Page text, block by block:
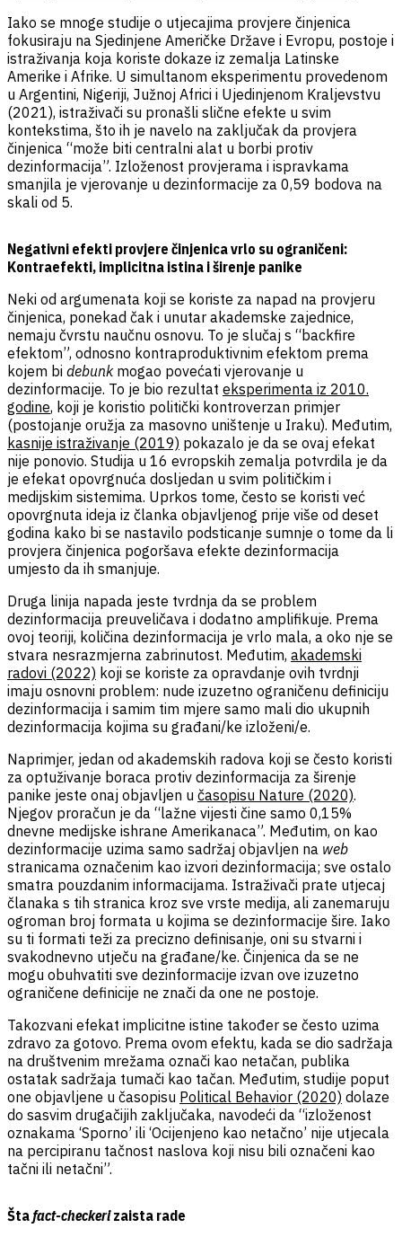
Iako se mnoge studije o utjecajima provjere činjenica
fokusiraju na Sjedinjene Američke Države i Evropu, postoje i
istraživanja koja koriste dokaze iz zemalja Latinske
Amerike i Afrike. U simultanom eksperimentu provedenom
u Argentini, Nigeriji, Južnoj Africi i Ujedinjenom Kraljevstvu
(2021), istraživači su pronašli slične efekte u svim
kontekstima, što ih je navelo na zaključak da provjera
činjenica “može biti centralni alat u borbi protiv
dezinformacija”. Izloženost provjerama i ispravkama
smanjila je vjerovanje u dezinformacije za 0,59 bodova na
skali od 5.
Negativni efekti provjere činjenica vrlo su ograničeni:
Kontraefekti, implicitna istina i širenje panike
Neki od argumenata koji se koriste za napad na provjeru
činjenica, ponekad čak i unutar akademske zajednice,
nemaju čvrstu naučnu osnovu. To je slučaj s “backfire
efektom”, odnosno kontraproduktivnim efektom prema
kojem bi debunk mogao povećati vjerovanje u
dezinformacije. To je bio rezultat eksperimenta iz 2010.
godine, koji je koristio politički kontroverzan primjer
(postojanje oružja za masovno uništenje u Iraku). Međutim,
kasnije istraživanje (2019) pokazalo je da se ovaj efekat
nije ponovio. Studija u 16 evropskih zemalja potvrdila je da
je efekat opovrgnuća dosljedan u svim političkim i
medijskim sistemima. Uprkos tome, često se koristi već
opovrgnuta ideja iz članka objavljenog prije više od deset
godina kako bi se nastavilo podsticanje sumnje o tome da li
provjera činjenica pogoršava efekte dezinformacija
umjesto da ih smanjuje.
Druga linija napada jeste tvrdnja da se problem
dezinformacija preuveličava i dodatno amplifikuje. Prema
ovoj teoriji, količina dezinformacija je vrlo mala, a oko nje se
stvara nesrazmjerna zabrinutost. Međutim, akademski
radovi (2022) koji se koriste za opravdanje ovih tvrdnji
imaju osnovni problem: nude izuzetno ograničenu definiciju
dezinformacija i samim tim mjere samo mali dio ukupnih
dezinformacija kojima su građani/ke izloženi/e.
Naprimjer, jedan od akademskih radova koji se često koristi
za optuživanje boraca protiv dezinformacija za širenje
panike jeste onaj objavljen u časopisu Nature (2020).
Njegov proračun je da “lažne vijesti čine samo 0,15%
dnevne medijske ishrane Amerikanaca”. Međutim, on kao
dezinformacije uzima samo sadržaj objavljen na web
stranicama označenim kao izvori dezinformacija; sve ostalo
smatra pouzdanim informacijama. Istraživači prate utjecaj
članaka s tih stranica kroz sve vrste medija, ali zanemaruju
ogroman broj formata u kojima se dezinformacije šire. Iako
su ti formati teži za precizno definisanje, oni su stvarni i
svakodnevno utječu na građane/ke. Činjenica da se ne
mogu obuhvatiti sve dezinformacije izvan ove izuzetno
ograničene definicije ne znači da one ne postoje.
Takozvani efekat implicitne istine također se često uzima
zdravo za gotovo. Prema ovom efektu, kada se dio sadržaja
na društvenim mrežama označi kao netačan, publika
ostatak sadržaja tumači kao tačan. Međutim, studije poput
one objavljene u časopisu Political Behavior (2020) dolaze
do sasvim drugačijih zaključaka, navodeći da “izloženost
oznakama ‘Sporno’ ili ‘Ocijenjeno kao netačno’ nije utjecala
na percipiranu tačnost naslova koji nisu bili označeni kao
tačni ili netačni”.
Šta fact-checkerizaista rade